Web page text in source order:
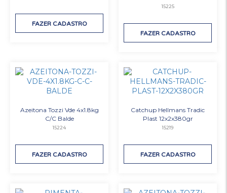
FAZER CADASTRO
15225
FAZER CADASTRO
Azeitona Tozzi Vde 4x1.8kg
C/C Balde
15224
FAZER CADASTRO
Catchup Hellmans Tradic
Plast 12x2x380gr
15219
FAZER CADASTRO